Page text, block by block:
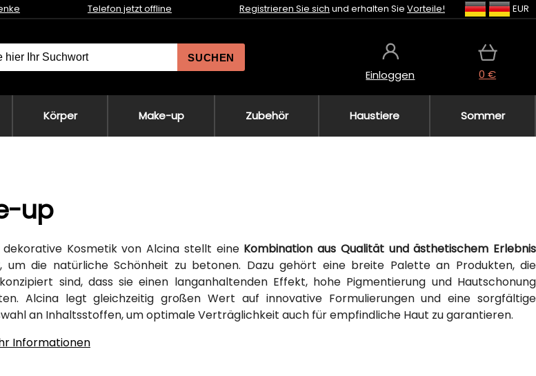
Telefon jetzt offline Registrieren Sie sich und erhalten Sie Vorteile! EUR
SUCHEN
Einloggen 0 €
Körper Make-up Zubehör Haustiere Sommer
up
dekorative Kosmetik von Alcina stellt eine Kombination aus Qualität und ästhetischem Erlebnis
, um die natürliche Schönheit zu betonen. Dazu gehört eine breite Palette an Produkten, die
sind, dass sie einen langanhaltenden Effekt, hohe Pigmentierung und Hautschonung
Alcina legt gleichzeitig großen Wert auf innovative Formulierungen und eine sorgfältige
an Inhaltsstoffen, um optimale Verträglichkeit auch für empfindliche Haut zu garantieren.
Informationen